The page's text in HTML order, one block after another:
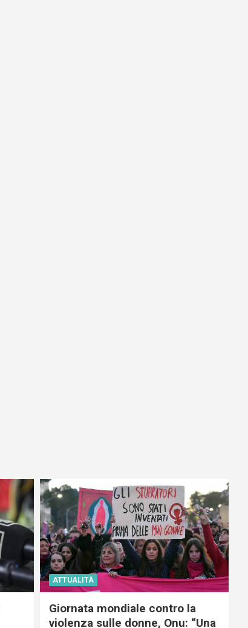
ATTUALITÀ
Giornata mondiale contro la
violenza sulle donne, Onu: “Una